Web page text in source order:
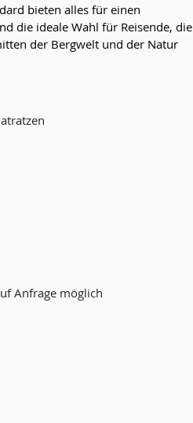
bieten alles für einen
die ideale Wahl für Reisende, die
der Bergwelt und der Natur
Anfrage möglich